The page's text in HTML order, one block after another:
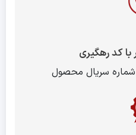
با کد رهگیری
شماره سریال محصول